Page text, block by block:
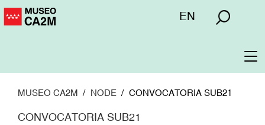
Pasar
Menú
EN
MUSEO CA2M NODE CONVOCATORIA SUB21
CONVOCATORIA SUB21